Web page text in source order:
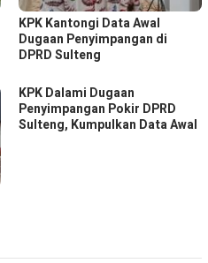
KPK Kantongi Data Awal
Dugaan Penyimpangan di
DPRD Sulteng
KPK Dalami Dugaan
Penyimpangan Pokir DPRD
Sulteng, Kumpulkan Data Awal